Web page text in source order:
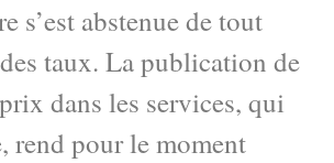
s’est abstenue de tout
taux. La publication de
dans les services, qui
rend pour le moment